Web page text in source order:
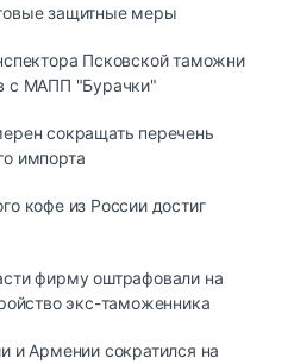
защитные меры
Псковской таможни
с МАПП "Бурачки"
сокращать перечень
импорта
кофе из России достиг
фирму оштрафовали на
экс-таможенника
и Армении сократился на